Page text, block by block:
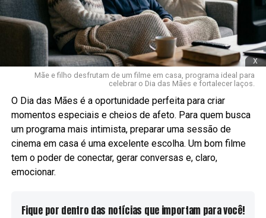
x
Mãe e filho desfrutam de um filme em casa, programa ideal para
celebrar o Dia das Mães e fortalecer laços.
O Dia das Mães é a oportunidade perfeita para criar
momentos especiais e cheios de afeto. Para quem busca
um programa mais intimista, preparar uma sessão de
cinema em casa é uma excelente escolha. Um bom filme
tem o poder de conectar, gerar conversas e, claro,
emocionar.
Fique por dentro das notícias que importam para você!